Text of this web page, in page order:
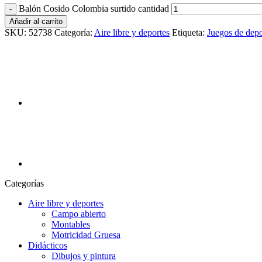
Balón Cosido Colombia surtido cantidad
Añadir al carrito
SKU: 52738 Categoría: Aire libre y deportes Etiqueta: Juegos de
Categorías
Aire libre y deportes
Campo abierto
Montables
Motricidad Gruesa
Didácticos
Dibujos y pintura